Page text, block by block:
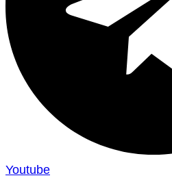
Youtube